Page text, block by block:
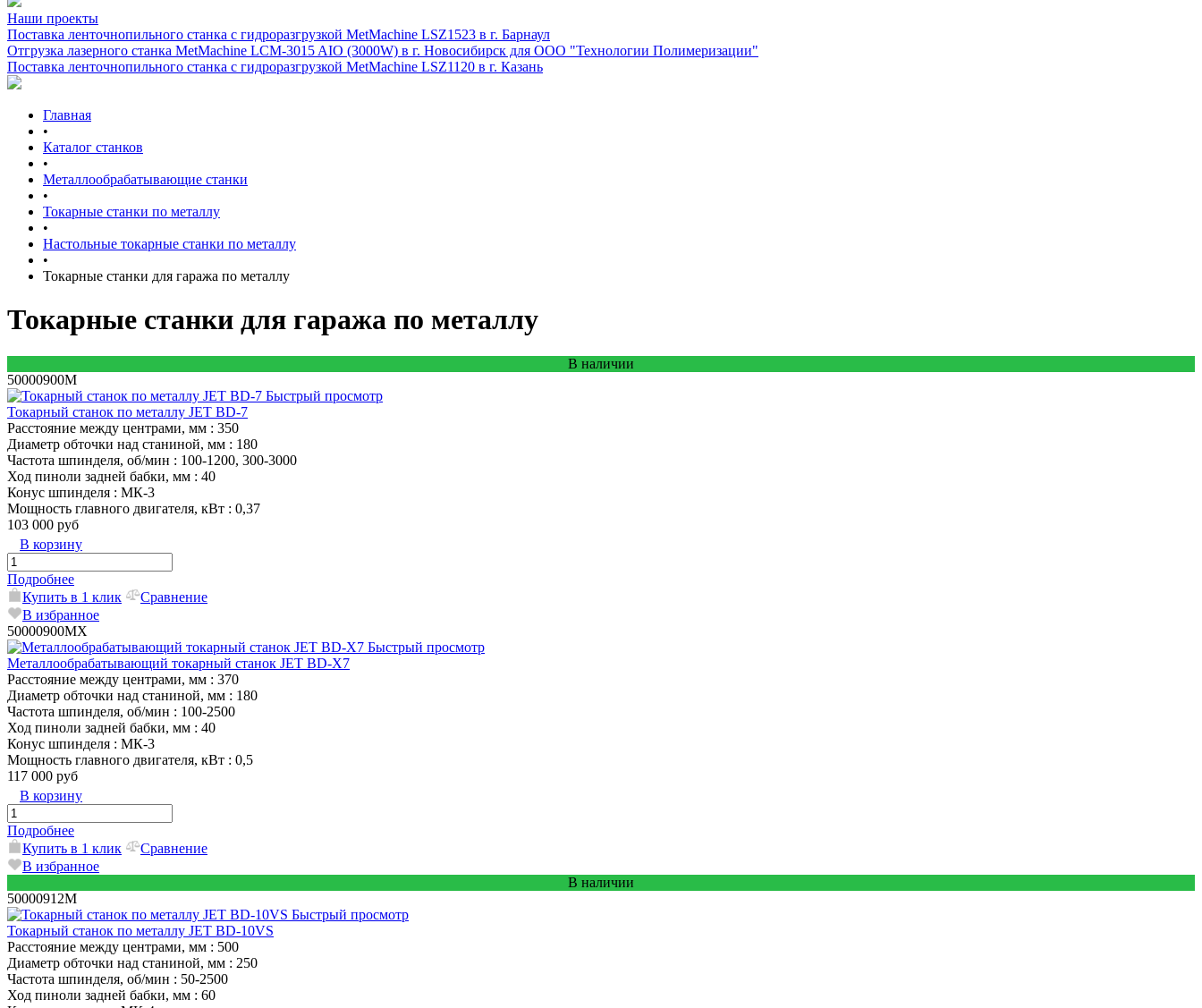
Наши проекты
Поставка ленточнопильного станка c гидроразгрузкой MetMachine LSZ1523 в г. Барнаул
Отгрузка лазерного станка MetMachine LCM-3015 AIO (3000W) в г. Новосибирск для ООО "Технологии Полимеризации"
Поставка ленточнопильного станка c гидроразгрузкой MetMachine LSZ1120 в г. Казань
Главная
•
Каталог станков
•
Металлообрабатывающие станки
•
Токарные станки по металлу
•
Настольные токарные станки по металлу
•
Токарные станки для гаража по металлу
Токарные станки для гаража по металлу
В наличии
50000900M
Быстрый просмотр
Токарный станок по металлу JET BD-7
Расстояние между центрами, мм : 350
Диаметр обточки над станиной, мм : 180
Частота шпинделя, об/мин : 100-1200, 300-3000
Ход пиноли задней бабки, мм : 40
Конус шпинделя : МК-3
Мощность главного двигателя, кВт : 0,37
103 000 руб
В корзину
Подробнее
Купить в 1 клик
Сравнение
В избранное
50000900MX
Быстрый просмотр
Металлообрабатывающий токарный станок JET BD-X7
Расстояние между центрами, мм : 370
Диаметр обточки над станиной, мм : 180
Частота шпинделя, об/мин : 100-2500
Ход пиноли задней бабки, мм : 40
Конус шпинделя : МК-3
Мощность главного двигателя, кВт : 0,5
117 000 руб
В корзину
Подробнее
Купить в 1 клик
Сравнение
В избранное
В наличии
50000912M
Быстрый просмотр
Токарный станок по металлу JET BD-10VS
Расстояние между центрами, мм : 500
Диаметр обточки над станиной, мм : 250
Частота шпинделя, об/мин : 50-2500
Ход пиноли задней бабки, мм : 60